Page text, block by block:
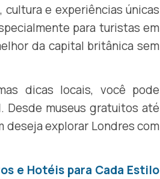
e experiências únicas
para turistas em
da capital britânica sem
dicas locais, você pode
Desde museus gratuitos até
deseja explorar Londres com
e Hotéis para Cada Estilo